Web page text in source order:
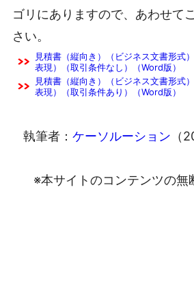
ゴリにありますので、あわせて
さい。
見積書（縦向き）（ビジネス文書形式
表現）（取引条件なし）（Word版）
見積書（縦向き）（ビジネス文書形式
表現）（取引条件あり）（Word版）
執筆者： ケーソルーション （
※本サイトのコンテンツの無